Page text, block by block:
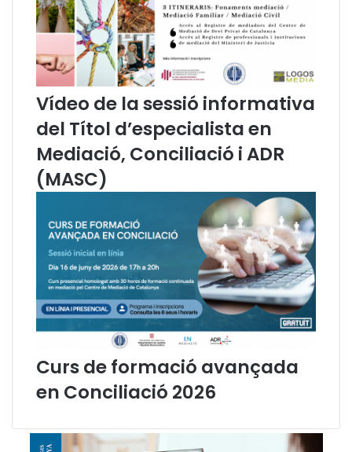
o
m
n
t
e
l
a
t
a
à
a
l
a
j
u
s
c
i
s
i
l
"
Vídeo de la sessió informativa
del Títol d’especialista en
Mediació, Conciliació i ADR
(MASC)
Curs de formació avançada
en Conciliació 2026